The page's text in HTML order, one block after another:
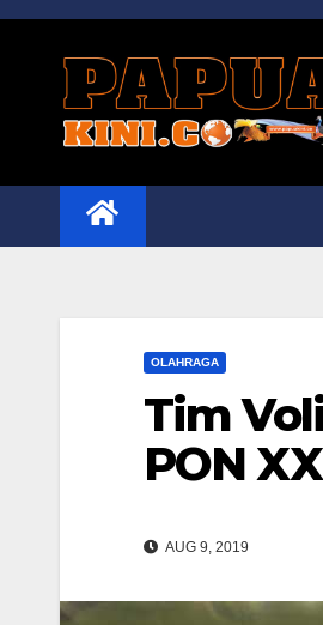
Skip
OLAHRAGA
Tim
PON XX
AUG 9, 2019